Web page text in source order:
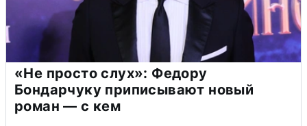
«Не просто слух»: Федору
Бондарчуку приписывают новый
роман — с кем